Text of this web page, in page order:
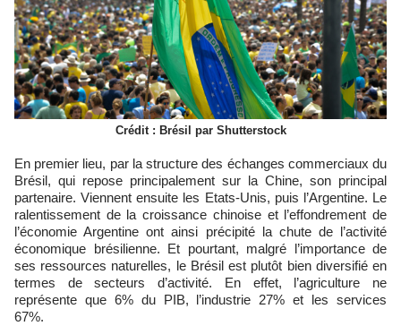
Crédit : Brésil par Shutterstock
En premier lieu, par la structure des échanges commerciaux du
Brésil, qui repose principalement sur la Chine, son principal
partenaire. Viennent ensuite les Etats-Unis, puis l’Argentine. Le
ralentissement de la croissance chinoise et l’effondrement de
l’économie Argentine ont ainsi précipité la chute de l’activité
économique brésilienne. Et pourtant, malgré l’importance de
ses ressources naturelles, le Brésil est plutôt bien diversifié en
termes de secteurs d’activité. En effet, l’agriculture ne
représente que 6% du PIB, l’industrie 27% et les services
67%.